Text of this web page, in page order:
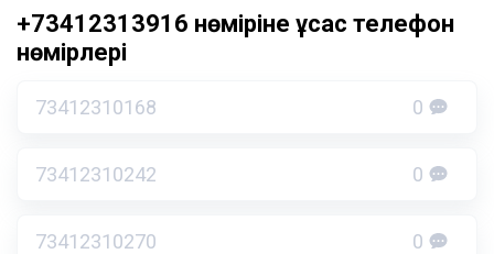
+73412313916 нөміріне ұқсас телефон
нөмірлері
73412310168 0
73412310242 0
73412310270 0